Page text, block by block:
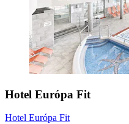
Hotel Európa Fit
Hotel Európa Fit